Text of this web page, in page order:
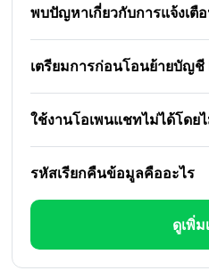
พบปัญหาเกี่ยวกับการแจ้งเตื
เตรียมการก่อนโอนย้ายบัญชี
ใช้งานโอเพนแชทไม่ได้โดย
รหัสเรียกคืนข้อมูลคืออะไร
ดูเพิ่ม